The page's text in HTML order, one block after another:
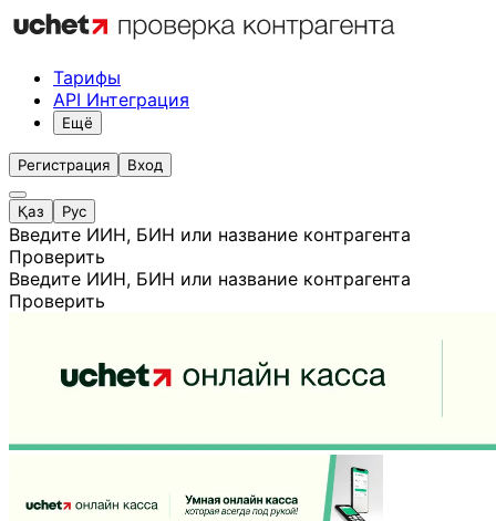
Тарифы
API Интеграция
Ещё
Регистрация Вход
Қаз Рус
Введите ИИН, БИН или название контрагента
Проверить
Введите ИИН, БИН или название контрагента
Проверить